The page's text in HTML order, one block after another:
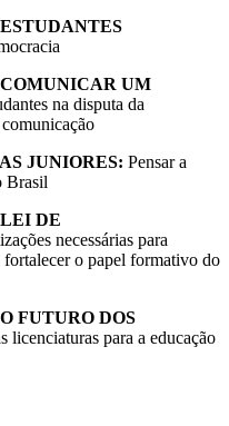
COMUNICAR UM
na disputa da
JUNIORES: Pensar a
Brasil
DE
necessárias para
fortalecer o papel formativo do
FUTURO DOS
licenciaturas para a educação